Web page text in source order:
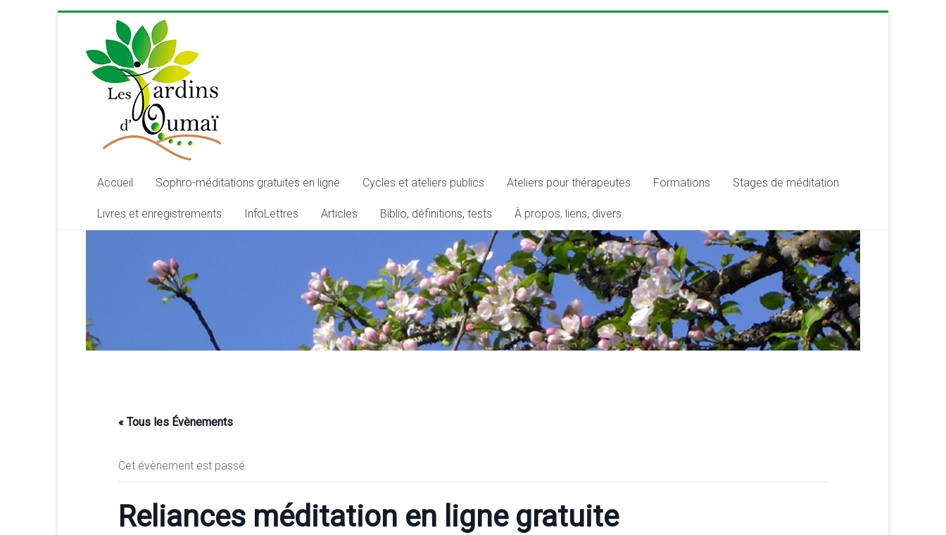
content
Les
Jardins
d'Oumaï
d'épanouissement
de
conscience
et
développement
<b/>sophrologie,
des
Accueil Sophro-méditations gratuites en ligne Cycles et ateliers publics Ateliers pour thérapeutes Formations Stages de méditation
Livres et enregistrements InfoLettres Articles Biblio, définitions, tests À propos, liens, divers
« Tous les Évènements
Cet évènement est passé.
Reliances méditation en ligne gratuite